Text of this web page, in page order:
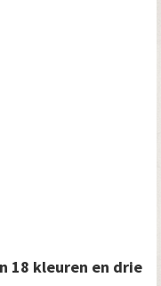
18 kleuren en drie